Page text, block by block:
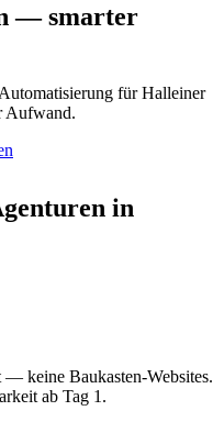
— smarter
für Halleiner
Aufwand.
in
keine Baukasten-Websites.
ab Tag 1.